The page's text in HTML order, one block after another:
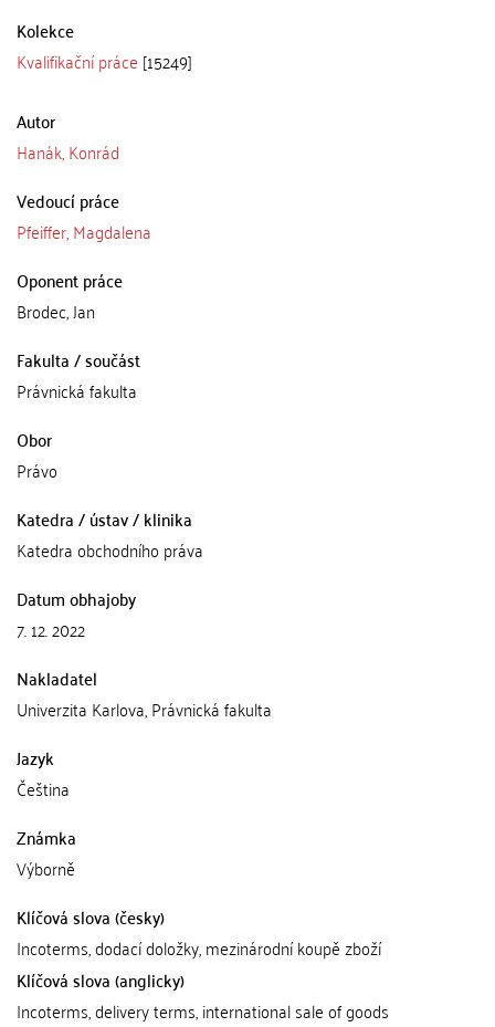
Kolekce
Kvalifikační práce [15249]
Autor
Hanák, Konrád
Vedoucí práce
Pfeiffer, Magdalena
Oponent práce
Brodec, Jan
Fakulta / součást
Právnická fakulta
Obor
Právo
Katedra / ústav / klinika
Katedra obchodního práva
Datum obhajoby
7. 12. 2022
Nakladatel
Univerzita Karlova, Právnická fakulta
Jazyk
Čeština
Známka
Výborně
Klíčová slova (česky)
Incoterms, dodací doložky, mezinárodní koupě zboží
Klíčová slova (anglicky)
Incoterms, delivery terms, international sale of goods